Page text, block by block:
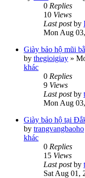
0 Replies
10 Views
Last postby
Mon Aug
Giày bảo hộ mũi
by thegioigiay »
khác
0 Replies
9 Views
Last postby
Mon Aug
Giày bảo hộ tại
by trangvangbaoho
khác
0 Replies
15 Views
Last postby
Sat Aug 01,